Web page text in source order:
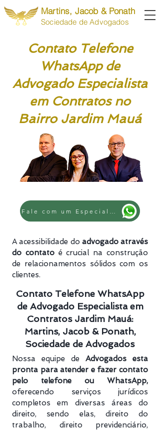
Martins, Jacob & Ponath
Sociedade de Advogados
Contato Telefone
WhatsApp de
Advogado Especialista
em Contratos no
Bairro Jardim Mauá
A acessibilidade do advogado através
do contato é crucial na construção
de relacionamentos sólidos com os
clientes.
Contato Telefone WhatsApp
de Advogado Especialista em
Contratos Jardim Mauá:
Martins, Jacob & Ponath,
Sociedade de Advogados
Nossa equipe de Advogados esta
pronta para atender e fazer contato
pelo telefone ou WhatsApp,
oferecendo serviços jurídicos
completos em diversas áreas do
direito, sendo elas, direito do
trabalho, direito previdenciário​,